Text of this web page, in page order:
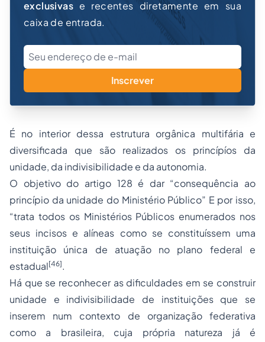
exclusivas e recentes diretamente em sua
caixa de entrada.
Inscrever
É no interior dessa estrutura orgânica multifária e
diversificada que são realizados os princípíos da
unidade, da indivisibilidade e da autonomia.
O objetivo do artigo 128 é dar “consequência ao
princípio da unidade do Ministério Público” E por isso,
“trata todos os Ministérios Públicos enumerados nos
seus incisos e alíneas como se constituíssem uma
instituição única de atuação no plano federal e
estadual[46].
Há que se reconhecer as dificuldades em se construir
unidade e indivisibilidade de instituições que se
inserem num contexto de organização federativa
como a brasileira, cuja própria natureza já é